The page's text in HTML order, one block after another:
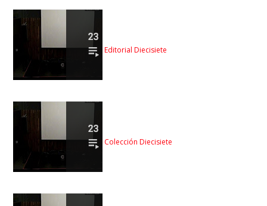
Editorial Diecisiete
Colección Diecisiete